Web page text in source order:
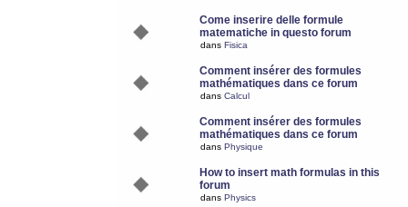
Come inserire delle formule
matematiche in questo forum
dans Fisica
Comment insérer des formules
mathématiques dans ce forum
dans Calcul
Comment insérer des formules
mathématiques dans ce forum
dans Physique
How to insert math formulas in this
forum
dans Physics